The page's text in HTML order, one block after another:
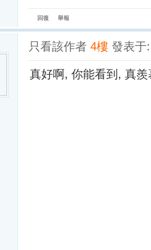
回復
舉報
只看該作者 4樓 發表于
真好啊, 你能看到, 真